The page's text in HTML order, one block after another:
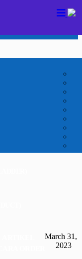
March 31,
2023